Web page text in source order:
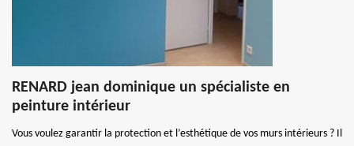
RENARD jean dominique un spécialiste en
peinture intérieur
Vous voulez garantir la protection et l’esthétique de vos murs intérieurs ? Il